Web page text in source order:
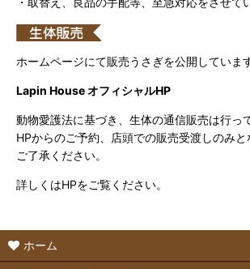
ホームページにて販売うさぎを公開しています
Lapin House オフィシャルHP
動物愛護法に基づき、生体の通信販売は行っ
HPからのご予約、店頭での販売受渡しのみ
ご了承ください。
詳しくはHPをご覧ください。
ホーム